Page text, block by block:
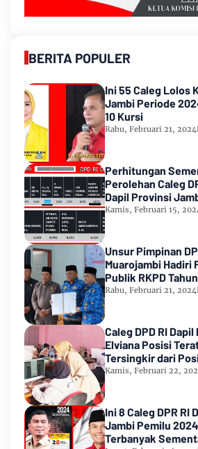
BERITA POPULER
Ini 55 Caleg Lolos
Jambi Periode
10 Kursi
Rabu, Februari 21, 2024
Perhitungan
Perolehan Caleg
Dapil Provinsi
Urutan Kedua
Kamis, Februari 15,
Unsur Pimpinan
Muarojambi Hadiri
Publik RKPD
Rabu, Februari 21, 2024
Caleg DPD RI
Elviana Posisi
Tersingkir dari
Kamis, Februari 22,
Ini 8 Caleg DPR RI
Jambi Pemilu
Terbanyak